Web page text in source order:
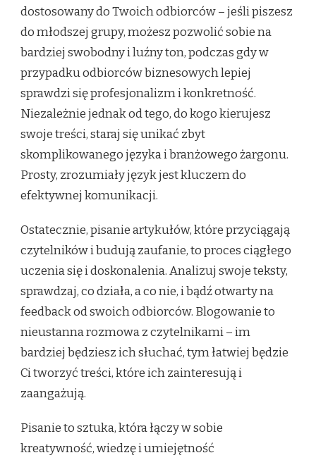
dostosowany do Twoich odbiorców – jeśli piszesz
do młodszej grupy, możesz pozwolić sobie na
bardziej swobodny i luźny ton, podczas gdy w
przypadku odbiorców biznesowych lepiej
sprawdzi się profesjonalizm i konkretność.
Niezależnie jednak od tego, do kogo kierujesz
swoje treści, staraj się unikać zbyt
skomplikowanego języka i branżowego żargonu.
Prosty, zrozumiały język jest kluczem do
efektywnej komunikacji.
Ostatecznie, pisanie artykułów, które przyciągają
czytelników i budują zaufanie, to proces ciągłego
uczenia się i doskonalenia. Analizuj swoje teksty,
sprawdzaj, co działa, a co nie, i bądź otwarty na
feedback od swoich odbiorców. Blogowanie to
nieustanna rozmowa z czytelnikami – im
bardziej będziesz ich słuchać, tym łatwiej będzie
Ci tworzyć treści, które ich zainteresują i
zaangażują.
Pisanie to sztuka, która łączy w sobie
kreatywność, wiedzę i umiejętność